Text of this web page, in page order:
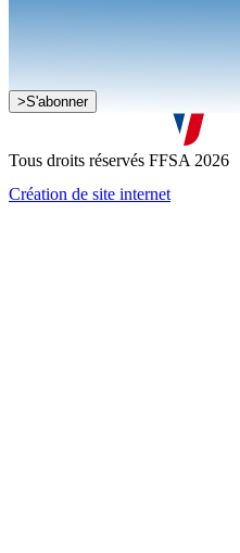
Je souhaite recevoir la
J'accepte que mes
politique de confidentialité
>S'abonner
Tous droits réservés FFSA 2026
Création de site internet